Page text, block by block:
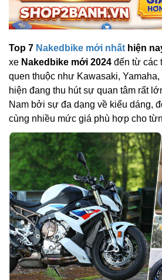
Top 7 Nakedbike mới nhất hiện
xe Nakedbike mới 2024 đến từ các
quen thuộc như Kawasaki, Yamaha,
hiện đang thu hút sự quan tâm rất
Nam bởi sự đa dạng về kiểu dáng,
cùng nhiều mức giá phù hợp cho